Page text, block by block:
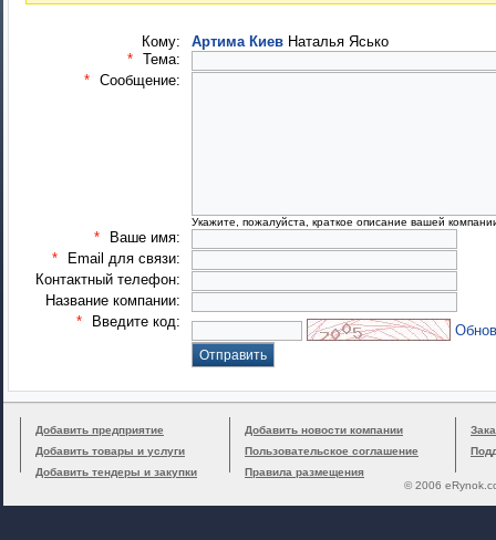
Кому: Артима Киев Наталья Ясько
* Тема:
* Сообщение:
Укажите, пожалуйста, краткое описание вашей
*
Ваше имя:
*
Email для связи:
Контактный телефон:
Название компании:
*
Введите код:
Добавить предприятие
Добавить товары и услуги
Добавить тендеры и закупки
Добавить новости компании
Пользовательское соглашение
Правила размещения
© 2006